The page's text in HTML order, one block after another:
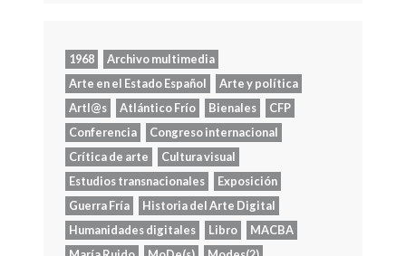
1968
Archivo multimedia
Arte en el Estado Español
Arte y política
Artl@s
Atlántico Frío Bienales
CFP
Conferencia
Congreso internacional
Crítica de arte
Cultura visual
Estudios transnacionales
Exposición
Guerra Fría
Historia del Arte Digital
Humanidades digitales
Libro
MACBA